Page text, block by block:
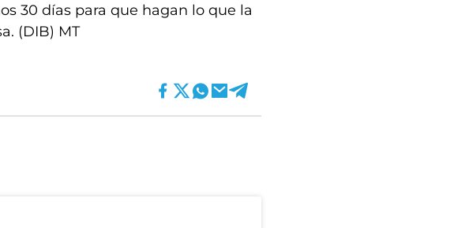
30 días para que hagan lo que la
(DIB) MT